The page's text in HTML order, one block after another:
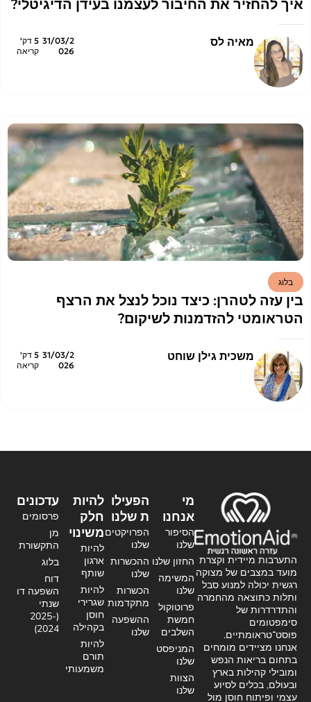
איך להחזיר את החיבור לעצמנו בעידן הדיגיטלי?
מאיה לס
31/03/2
026
5 דק'
קריאה
בלוג
בין עזה לטהרן: כיצד נוכל לנצל את הרצף
הטראומטי להזדמנות לשיקום?
משכית גילן שוחט
31/03/2
026
5 דק'
קריאה
התערבות מיידית וקצרת
מועד במצבים של מצוקה
רגשית יכולה למנוע סבל
ותלות כתוצאה מהחמרה
והתדרדרות של
סימפטומים
פוסט־טראומתיים.
אנחנו מציידים מומחים
בתחום בריאות הנפש
ומובילי קהילות בארץ
ובעולם, בכלים לסיוע
עצמי ופיתוח חוסן מול
מי
אנחנו
הסיפור
שלנו
החזון שלנו
המשימה
שלנו
פרוטוקול
חמשת
השלבים
המניפסט
שלנו
הצוות
שלנו
הפעילו
ת שלנו
הפרויקטים
שלנו
ההכשרות
שלנו
הכשרות
מתקדמות
ההשפעה
שלנו
להיות
חלק
משינוי
להיות
ארגון
שותף
להיות
שגרירי
חוסן
בקהילה
להיות
תורם
משמעותי
עדכונים
פרסומים
מן
התקשורת
בלוג
דוח
השפעה דו
שנתי
(2025-
2024)